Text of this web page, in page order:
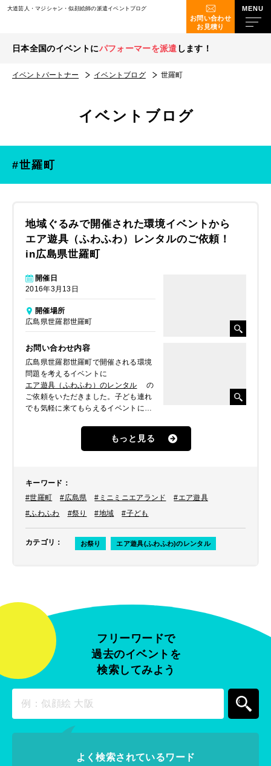
大道芸人・マジシャン・似顔絵師の派遣イベントブログ
お問い合わせ
お見積り
日本全国のイベントにパフォーマーを派遣 します！
イベントパートナー イベントブログ 世羅町
イベントブログ
#世羅町
地域ぐるみで開催された環境イベントから
エア遊具（ふわふわ）レンタルのご依頼！
in広島県世羅町
開催日
2016年3月13日
開催場所
広島県世羅郡世羅町
お問い合わせ内容
広島県世羅郡世羅町で開催される環境
問題を考えるイベントに
エア遊具（ふわふわ）のレンタル
の
ご依頼をいただきました。子ども連れ
でも気軽に来てもらえるイベントにし
として設置されたいとのことでした。
もっと見る
キーワード ：
#世羅町
#広島県 #ミニミニエアランド
#エア遊具
#ふわふわ
#祭り #地域 #子ども
カテゴリ ： お祭り エア遊具(ふわふわ)のレンタル
フリーワードで
過去のイベントを
検索してみよう
よく検索されているワード